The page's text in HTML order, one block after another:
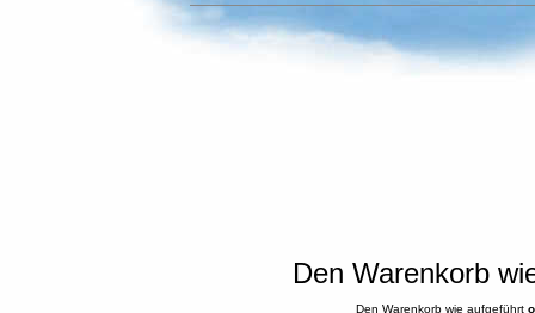
Den Warenkorb
Den Warenkorb wie aufgeführt